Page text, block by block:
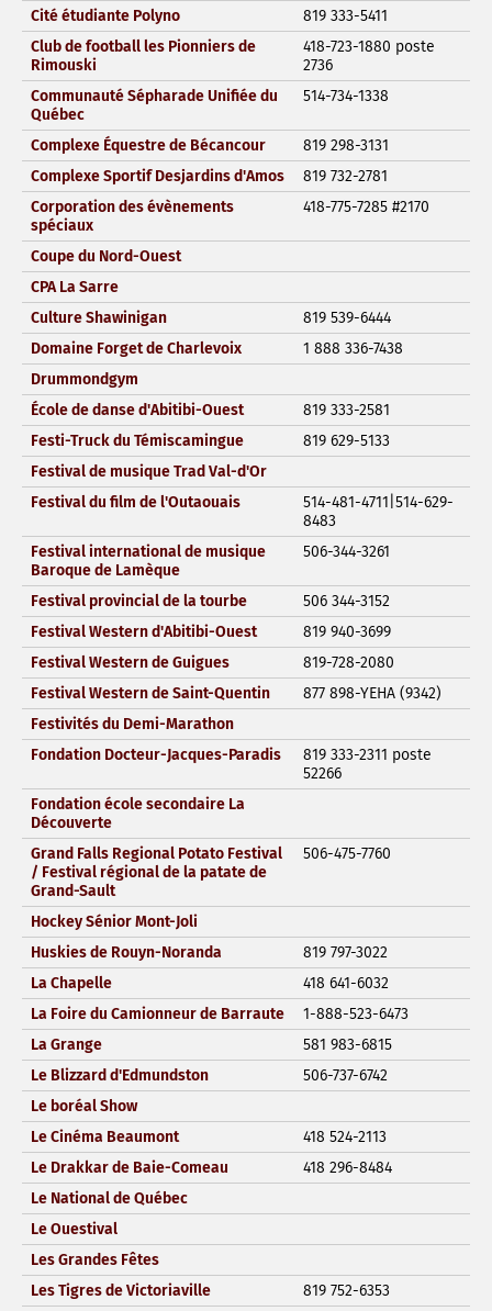
Cité étudiante Polyno
819 333-5411
Club de football les Pionniers de
Rimouski
418-723-1880 poste
2736
Communauté Sépharade Unifiée du
Québec
514-734-1338
Complexe Équestre de Bécancour
819 298-3131
Complexe Sportif Desjardins d'Amos
819 732-2781
Corporation des évènements
spéciaux
418-775-7285 #2170
Coupe du Nord-Ouest
CPA La Sarre
Culture Shawinigan
819 539-6444
Domaine Forget de Charlevoix
1 888 336-7438
Drummondgym
École de danse d'Abitibi-Ouest
819 333-2581
Festi-Truck du Témiscamingue
819 629-5133
Festival de musique Trad Val-d'Or
Festival du film de l'Outaouais
514-481-4711|514-629-
8483
Festival international de musique
Baroque de Lamèque
506-344-3261
Festival provincial de la tourbe
506 344-3152
Festival Western d'Abitibi-Ouest
819 940-3699
Festival Western de Guigues
819-728-2080
Festival Western de Saint-Quentin
877 898-YEHA (9342)
Festivités du Demi-Marathon
Fondation Docteur-Jacques-Paradis
819 333-2311 poste
52266
Fondation école secondaire La
Découverte
Grand Falls Regional Potato Festival
/ Festival régional de la patate de
Grand-Sault
506-475-7760
Hockey Sénior Mont-Joli
Huskies de Rouyn-Noranda
819 797-3022
La Chapelle
418 641-6032
La Foire du Camionneur de Barraute
1-888-523-6473
La Grange
581 983-6815
Le Blizzard d'Edmundston
506-737-6742
Le boréal Show
Le Cinéma Beaumont
418 524-2113
Le Drakkar de Baie-Comeau
418 296-8484
Le National de Québec
Le Ouestival
Les Grandes Fêtes
Les Tigres de Victoriaville
819 752-6353